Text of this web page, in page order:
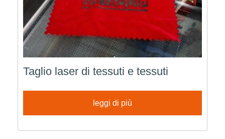
Taglio laser di tessuti e tessuti
leggi di più